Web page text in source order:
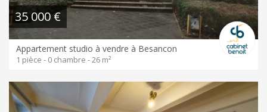
35 000 €
Appartement studio à vendre à Besancon
1 pièce - 0 chambre - 26 m²